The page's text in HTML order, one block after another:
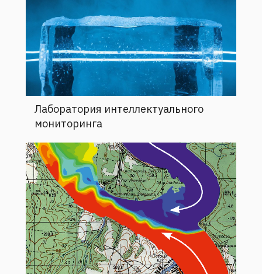
Лаборатория интеллектуального
мониторинга